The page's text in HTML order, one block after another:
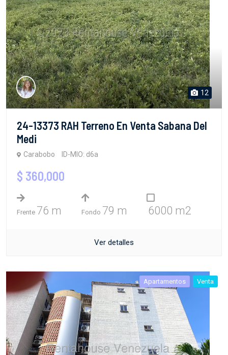
12
24-13373 RAH Terreno En Venta Sabana Del
Medi
Carabobo ID-MIO: d6a
$ 360,000
Frente 76 m Fondo 79 m 6000 m2
Ver detalles
Apartamentos Venta